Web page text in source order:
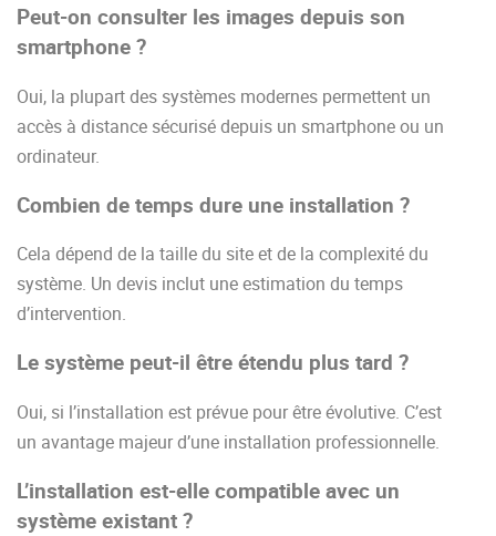
Peut-on consulter les images depuis son
smartphone ?
Oui, la plupart des systèmes modernes permettent un
accès à distance sécurisé depuis un smartphone ou un
ordinateur.
Combien de temps dure une installation ?
Cela dépend de la taille du site et de la complexité du
système. Un devis inclut une estimation du temps
d’intervention.
Le système peut-il être étendu plus tard ?
Oui, si l’installation est prévue pour être évolutive. C’est
un avantage majeur d’une installation professionnelle.
L’installation est-elle compatible avec un
système existant ?